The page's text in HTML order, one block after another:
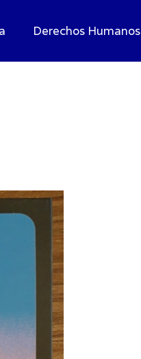
Derechos Humanos